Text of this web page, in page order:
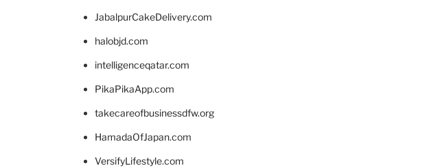
JabalpurCakeDelivery.com
halobjd.com
intelligenceqatar.com
PikaPikaApp.com
takecareofbusinessdfw.org
HamadaOfJapan.com
VersifyLifestyle.com